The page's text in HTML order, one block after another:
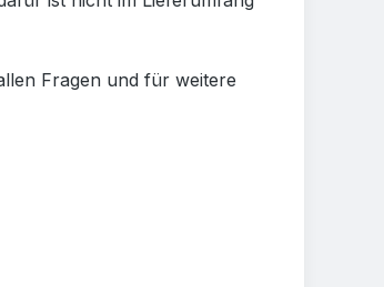
Fragen und für weitere